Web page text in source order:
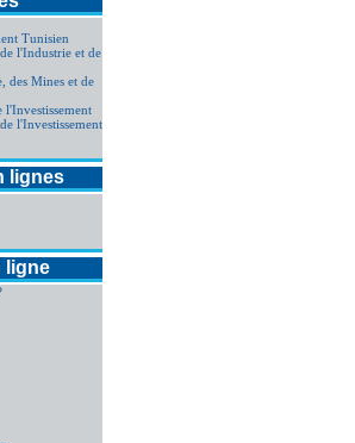
Tunisien
l'Industrie et de
des Mines et de
l'Investissement
l'Investissement
lignes
ligne